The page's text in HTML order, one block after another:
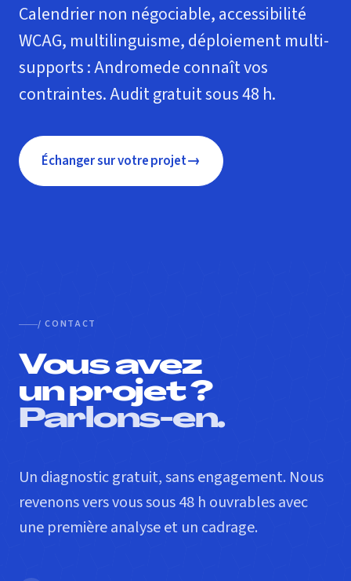
Calendrier non négociable, accessibilité
WCAG, multilinguisme, déploiement multi-
supports : Andromede connaît vos
contraintes. Audit gratuit sous 48 h.
Échanger sur votre projet→
/ CONTACT
Vous avez
un projet ?
Parlons-en.
Un diagnostic gratuit, sans engagement. Nous
revenons vers vous sous 48 h ouvrables avec
une première analyse et un cadrage.